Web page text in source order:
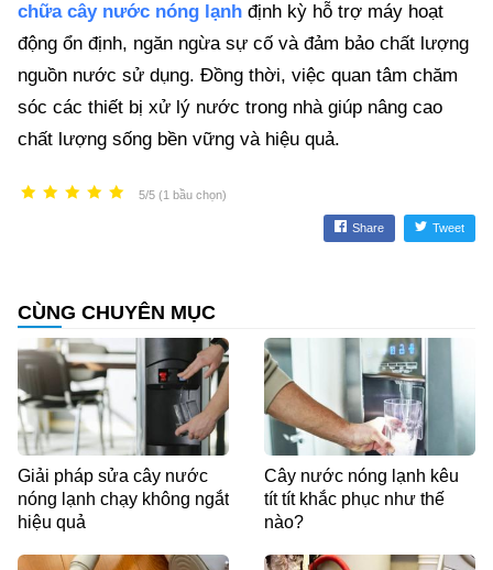
chữa cây nước nóng lạnh định kỳ hỗ trợ máy hoạt
động ổn định, ngăn ngừa sự cố và đảm bảo chất lượng
nguồn nước sử dụng. Đồng thời, việc quan tâm chăm
sóc các thiết bị xử lý nước trong nhà giúp nâng cao
chất lượng sống bền vững và hiệu quả.
5/5 (1 bầu chọn)
Share Tweet
CÙNG CHUYÊN MỤC
Giải pháp sửa cây nước
nóng lạnh chạy không ngắt
hiệu quả
Cây nước nóng lạnh kêu
tít tít khắc phục như thế
nào?